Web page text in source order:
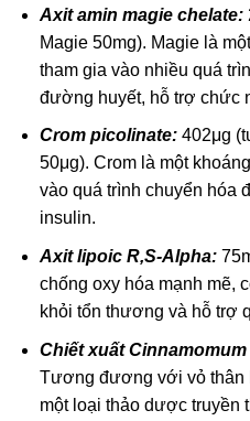
Axit amin magie chelate:
Magie 50mg). Magie là
tham gia vào nhiều quá
đường huyết, hỗ trợ chức
Crom picolinate:402μg
50μg). Crom là một
vào quá trình chuyển hóa
insulin.
Axit lipoic R,S-Alpha:
chống oxy hóa mạnh mẽ,
khỏi tổn thương và hỗ trợ
Chiết xuất
Tương đương với vỏ thân
một loại thảo dược truyền